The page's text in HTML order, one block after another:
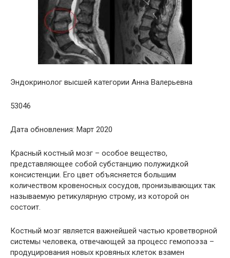
Эндокринолог высшей категории Анна Валерьевна
53046
Дата обновления: Март 2020
Красный костный мозг – особое вещество,
представляющее собой субстанцию полужидкой
консистенции. Его цвет объясняется большим
количеством кровеносных сосудов, пронизывающих так
называемую ретикулярную строму, из которой он
состоит.
Костный мозг является важнейшей частью кроветворной
системы человека, отвечающей за процесс гемопоэза –
продуцирования новых кровяных клеток взамен